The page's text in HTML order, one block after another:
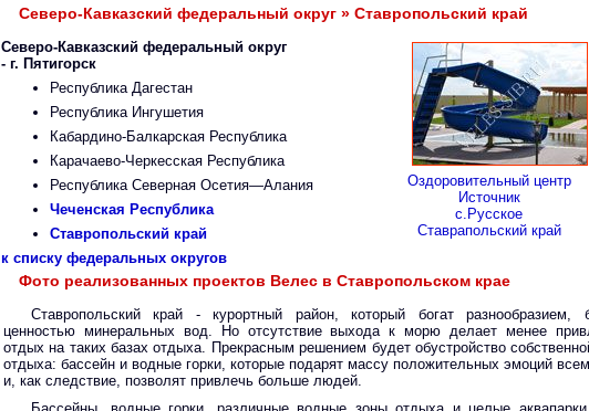
Северо-Кавказский федеральный округ » Ставропольский край
Северо-Кавказский федеральный округ
- г. Пятигорск
Республика Дагестан
Республика Ингушетия
Кабардино-Балкарская Республика
Карачаево-Черкесская Республика
Республика Северная Осетия—Алания
Чеченская Республика
Ставропольский край
к списку федеральных округов
Оздоровительный центр
Источник
с.Русское
Ставрапольский край
Фото реализованных проектов Велес в Ставропольском крае
Ставропольский край - курортный район, который богат разнообразием,
ценностью минеральных вод. Но отсутствие выхода к морю делает менее
отдых на таких базах отдыха. Прекрасным решением будет обустройство
отдыха: бассейн и водные горки, которые подарят массу положительных эмоций
и, как следствие, позволят привлечь больше людей.